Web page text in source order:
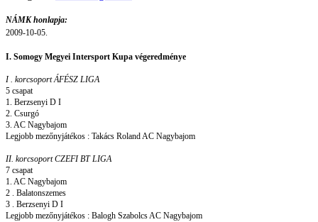
NÁMK honlapja:
2009-10-05.
I. Somogy Megyei Intersport Kupa végeredménye
I . korcsoport ÁFÉSZ LIGA
5 csapat
1. Berzsenyi D I
2. Csurgó
3. AC Nagybajom
Legjobb mezőnyjátékos : Takács Roland AC Nagybajom
II. korcsoport CZEFI BT LIGA
7 csapat
1. AC Nagybajom
2 . Balatonszemes
3 . Berzsenyi D I
Legjobb mezőnyjátékos : Balogh Szabolcs AC Nagybajom